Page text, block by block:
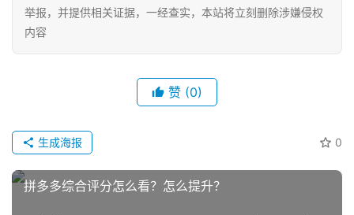
网
店
运
营
举报，并提供相关证据，一经查实，本站将立刻删除涉嫌侵权
内容
赞 (0)
0
生成海报
拼多多综合评分怎么看？怎么提升？